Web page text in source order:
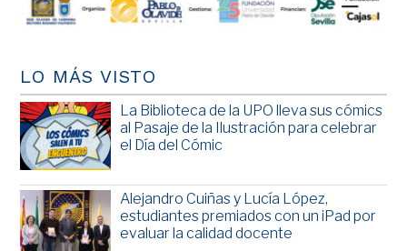
LO MÁS VISTO
La Biblioteca de la UPO lleva sus cómics
al Pasaje de la Ilustración para celebrar
el Día del Cómic
Alejandro Cuiñas y Lucía López,
estudiantes premiados con un iPad por
evaluar la calidad docente